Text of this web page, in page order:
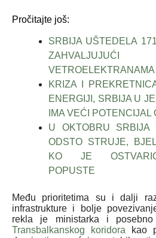
Pročitajte još:
SRBIJA UŠTEDELA
ZAHVALJUJUĆI
VETROELEKTRANAMA
KRIZA I
ENERGIJI, SRBIJA U
IMA VEĆI
U OKTOBRU SRBIJA
ODSTO STRUJE,
KO JE
POPUSTE
Među prioritetima su i dalji
infrastrukture i bolje
rekla je ministarka i
Transbalkanskog koridora kao